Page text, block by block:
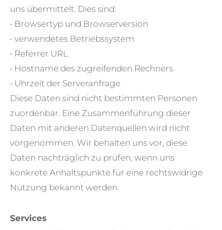
uns übermittelt. Dies sind:
• Browsertyp und Browserversion
• verwendetes Betriebssystem
• Referrer URL
• Hostname des zugreifenden Rechners
• Uhrzeit der Serveranfrage
Diese Daten sind nicht bestimmten Personen
zuordenbar. Eine Zusammenführung dieser
Daten mit anderen Datenquellen wird nicht
vorgenommen. Wir behalten uns vor, diese
Daten nachträglich zu prüfen, wenn uns
konkrete Anhaltspunkte für eine rechtswidrige
Nutzung bekannt werden.
Services